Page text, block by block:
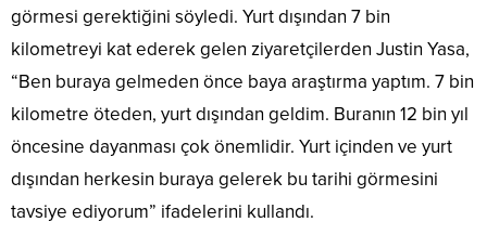
görmesi gerektiğini söyledi. Yurt dışından 7 bin
kilometreyi kat ederek gelen ziyaretçilerden Justin Yasa,
“Ben buraya gelmeden önce baya araştırma yaptım. 7 bin
kilometre öteden, yurt dışından geldim. Buranın 12 bin yıl
öncesine dayanması çok önemlidir. Yurt içinden ve yurt
dışından herkesin buraya gelerek bu tarihi görmesini
tavsiye ediyorum” ifadelerini kullandı.